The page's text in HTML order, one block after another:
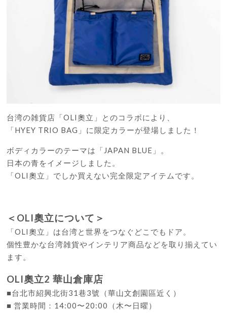
台湾の雑貨店「OLI奧立」とのコラボにより、
「HYEY TRIO BAG」に限定カラーが登場しました！
ボディカラーのテーマは「JAPAN BLUE」。
日本の青をイメージしました。
「OLI奧立」でしか買えない完全限定アイテムです。
＜OLI奧立について＞
「OLI奧立」は台湾と世界をつなぐどこでもドア。
個性豊かな台湾雑貨やインテリア商品などを取り揃えてい
ます。
OLI奧立2 華山倉庫店
■台北市紹興北街31巷3號（華山文創園區近く）
■ 営業時間：14:00〜20:00（木〜日曜）